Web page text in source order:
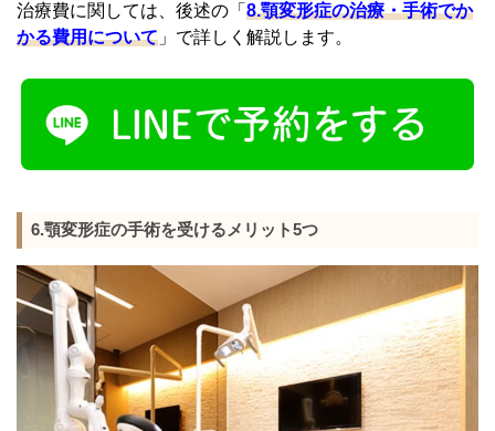
治療費に関しては、後述の「 8.顎変形症の治療・手術でか
かる費用について 」で詳しく解説します。
6.顎変形症の手術を受けるメリット5つ